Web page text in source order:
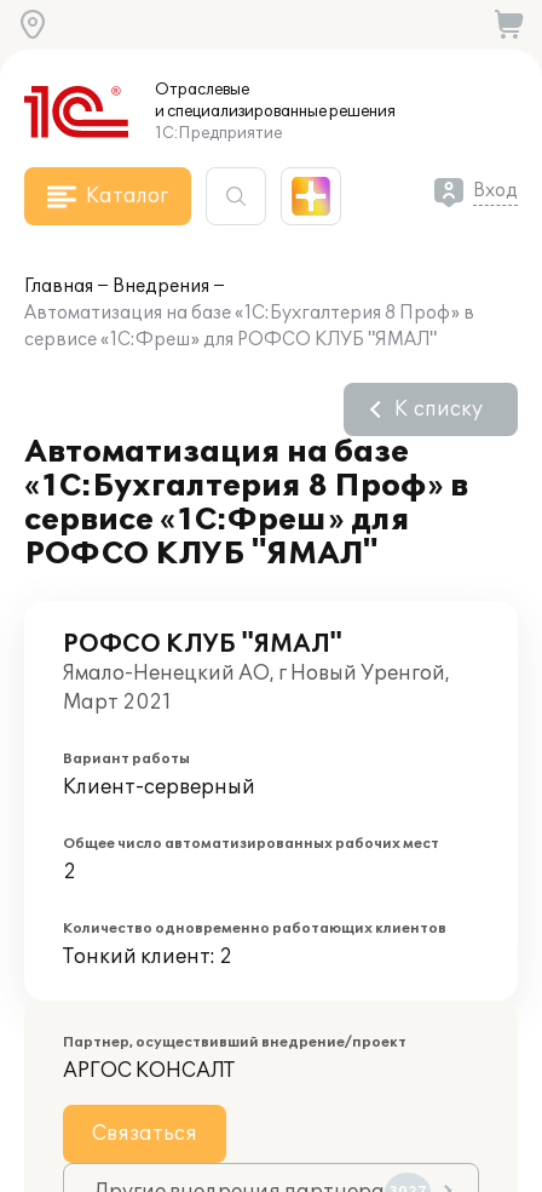
Отраслевые
и специализированныерешения
1С:Предприятие
Каталог Вход
Главная
Внедрения
Автоматизация на базе «1С:Бухгалтерия 8 Проф» в
сервисе «1С:Фреш» для РОФСО КЛУБ "ЯМАЛ"
Автоматизация на базе
«1С:Бухгалтерия 8 Проф» в
сервисе «1С:Фреш» для
РОФСО КЛУБ "ЯМАЛ"
К списку
РОФСО КЛУБ "ЯМАЛ"
Ямало-Ненецкий АО, г Новый Уренгой,
Март 2021
Вариант работы
Клиент-серверный
Общее число автоматизированных рабочих мест
2
Количество одновременно работающих клиентов
Тонкий клиент: 2
Партнер, осуществивший внедрение/проект
АРГОС КОНСАЛТ
Связаться